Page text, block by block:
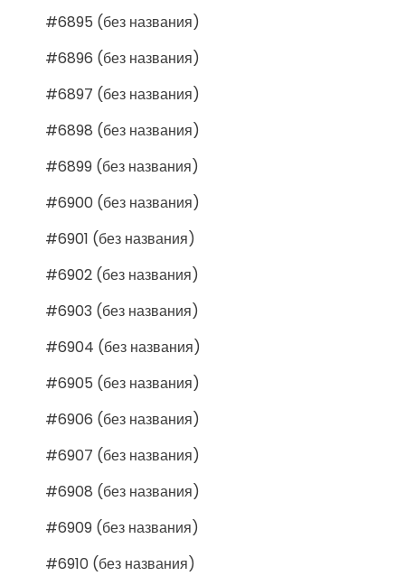
#6895 (без названия)
#6896 (без названия)
#6897 (без названия)
#6898 (без названия)
#6899 (без названия)
#6900 (без названия)
#6901 (без названия)
#6902 (без названия)
#6903 (без названия)
#6904 (без названия)
#6905 (без названия)
#6906 (без названия)
#6907 (без названия)
#6908 (без названия)
#6909 (без названия)
#6910 (без названия)